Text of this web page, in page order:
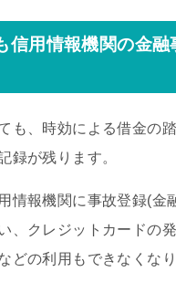
信用情報機関の金融
も、時効による借金の
録が残ります。
情報機関に事故登録(金
、クレジットカードの
どの利用もできなくなり